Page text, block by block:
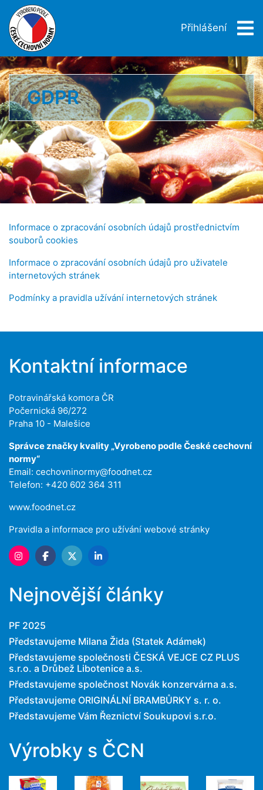
Přihlášení
GDPR
Informace o zpracování osobních údajů prostřednictvím
souborů cookies
Informace o zpracování osobních údajů pro uživatele
internetových stránek
Podmínky a pravidla užívání internetových stránek
Kontaktní informace
Potravinářská komora ČR
Počernická 96/272
Praha 10 - Malešice
Správce značky kvality „Vyrobeno podle České cechovní
normy“
Email: cechovninormy@foodnet.cz
Telefon: +420 602 364 311
www.foodnet.cz
Pravidla a informace pro užívání webové stránky
Nejnovější články
PF 2025
Představujeme Milana Žida (Statek Adámek)
Představujeme společnosti ČESKÁ VEJCE CZ PLUS
s.r.o. a Drůbež Libotenice a.s.
Představujeme společnost Novák konzervárna a.s.
Představujeme ORIGINÁLNÍ BRAMBŮRKY s. r. o.
Představujeme Vám Řeznictví Soukupovi s.r.o.
Výrobky s ČCN